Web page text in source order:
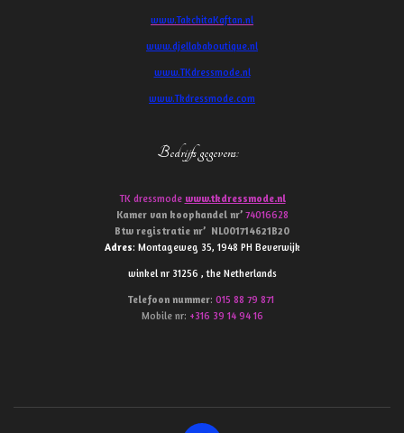
www.TakchitaKaftan.nl
www.djellababoutique.nl
www.TKdressmode.nl
www.Tkdressmode.com
Bedrijfs gegevens:
TK dressmode www.tkdressmode.nl
Kamer van koophandel nr’ 74016628
Btw registratie nr’ NL001714621B20
Adres: Montageweg 35, 1948 PH Beverwijk
winkel nr 31256 , the Netherlands
Telefoon nummer: 015 88 79 871
Mobile nr: +316 39 14 94 16